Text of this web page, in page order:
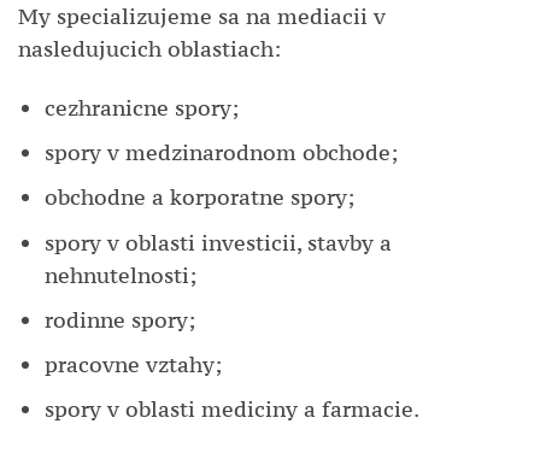
My specializujeme sa na mediacii v
nasledujucich oblastiach:
cezhranicne spory;
spory v medzinarodnom obchode;
obchodne a korporatne spory;
spory v oblasti investicii, stavby a
nehnutelnosti;
rodinne spory;
pracovne vztahy;
spory v oblasti mediciny a farmacie.